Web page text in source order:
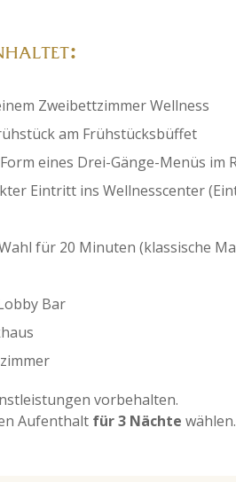
:
Zweibettzimmer Wellness
am Frühstücksbüffet
eines Drei-Gänge-Menüs im
Eintritt ins Wellnesscenter
für 20 Minuten (klassische
Bar
vorbehalten.
Aufenthalt für 3 Nächte wählen.